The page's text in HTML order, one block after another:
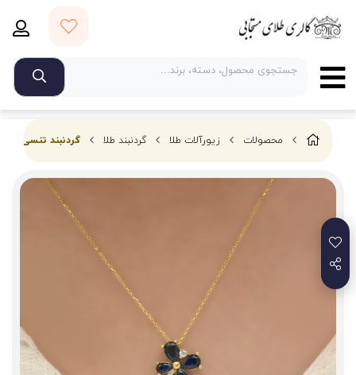
محصولات زیورآلات طلا گردنبند طلا گردنبند تنسی